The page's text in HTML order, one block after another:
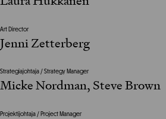
Art Director
Jenni Zetterberg
Strategiajohtaja / Strategy Manager
Micke Nordman, Steve Brown
Projektijohtaja / Project Manager